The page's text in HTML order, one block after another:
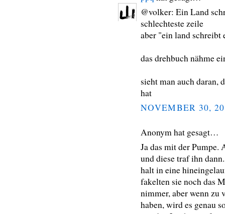
@volker: Ein Land
schlechteste zeile
aber "ein land schreibt
das drehbuch nähme
sieht man auch daran,
hat
NOVEMBER 30,
Anonym hat gesagt…
Ja das mit der Pumpe.
und diese traf ihn
halt in eine
fakelten sie noch das
nimmer, aber wenn zu
haben, wird es genau